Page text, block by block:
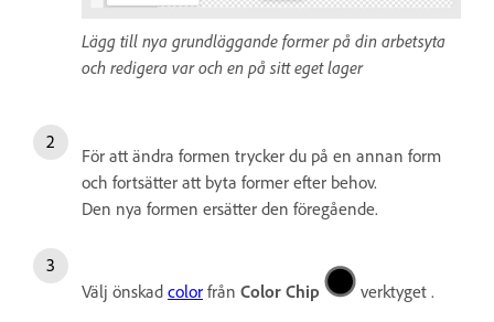
Lägg till nya grundläggande former på din arbetsyta
och redigera var och en på sitt eget lager
För att ändra formen trycker du på en annan form
och fortsätter att byta former efter behov.
Den nya formen ersätter den föregående.
Välj önskad color från Color Chip verktyget .